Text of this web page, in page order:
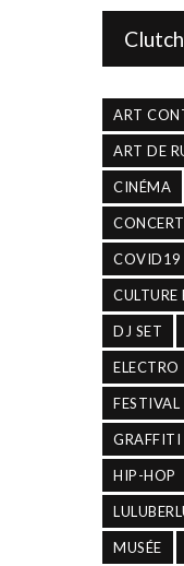
ART
ART DE
CINÉMA
CONCERT
COVID19
CULTURE
DJ SET
ELECTRO
FESTIVAL
GRAFFITI
HIP-HOP
MUSÉE